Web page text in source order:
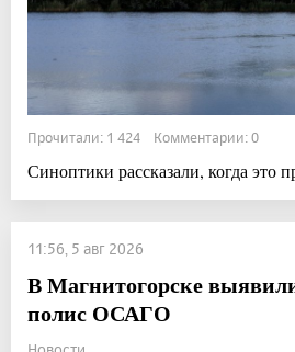
Прочитали: 1 424 Комментарии: 0
Синоптики рассказали, когда это
11:56, 5 авг 2026
В Магнитогорске
полис ОСАГО